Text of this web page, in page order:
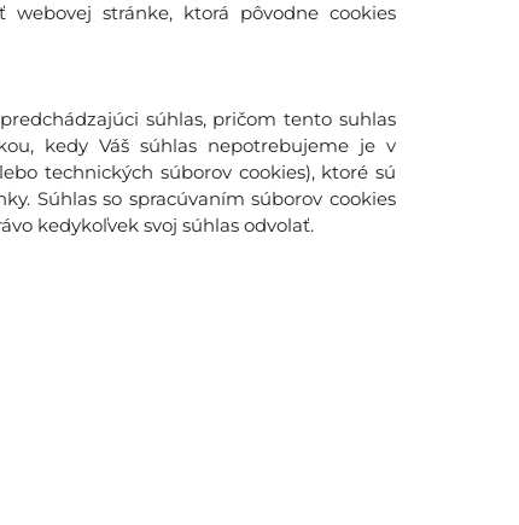
stránke, ktorá pôvodne cookies
súhlas, pričom tento suhlas
kedy Váš súhlas nepotrebujeme je v
technických súborov cookies), ktoré sú
Súhlas so spracúvaním súborov cookies
kedykoľvek svoj súhlas odvolať.